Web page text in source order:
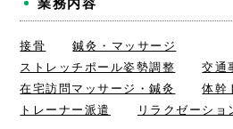
業務内容
接骨
鍼灸・マッサージ
ストレッチポール姿勢調整
交通
在宅訪問マッサージ・鍼灸
体幹
トレーナー派遣
リラクゼーショ